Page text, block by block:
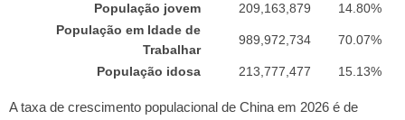
População jovem
209,163,879
14.80%
População em Idade de
Trabalhar
989,972,734 70.07%
População idosa 213,777,477 15.13%
A taxa de crescimento populacional de China em 2026 é de